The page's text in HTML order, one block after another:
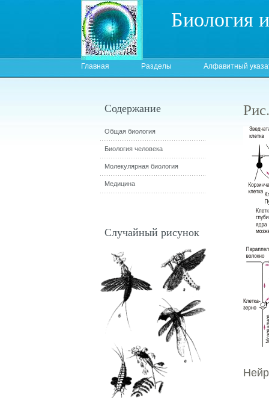
Биология
Главная Разделы Алфавитный
Содержание
Общая биология
Биология человека
Молекулярная биология
Медицина
Случайный рисунок